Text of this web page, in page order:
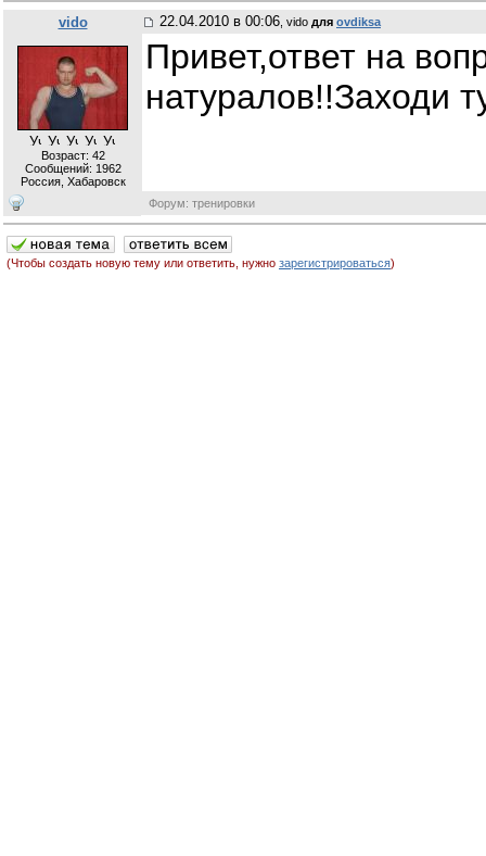
vido 22.04.2010 в 00:06 , vido для ovdiksa
Возраст: 42
Сообщений: 1962
Россия, Хабаровск
Привет,ответ на
натуралов!!Заходи
Форум: тренировки
(Чтобы создать новую тему или ответить, нужно зарегистрироваться)